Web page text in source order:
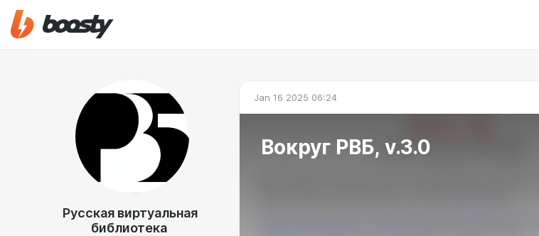
Русская виртуальная
библиотека
Jan 16 2025 06:24
Вокруг РВБ, v.3.0